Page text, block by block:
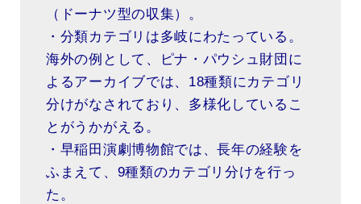
（ドーナツ型の収集）。
・分類カテゴリは多岐にわたっている。
海外の例として、ピナ・パウシュ財団に
よるアーカイブでは、18種類にカテゴリ
分けがなされており、多様化しているこ
とがうかがえる。
・早稲田演劇博物館では、長年の経験を
ふまえて、9種類のカテゴリ分けを行っ
た。